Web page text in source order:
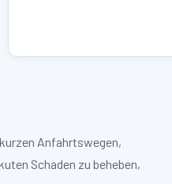
Anfahrtswegen,
Schaden zu beheben,